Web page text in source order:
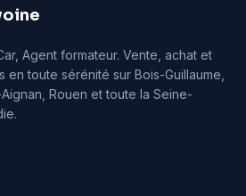
Agent formateur. Vente, achat et
toute sérénité sur Bois-Guillaume,
Rouen et toute la Seine-